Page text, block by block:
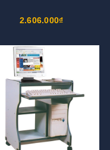
2.606.000₫